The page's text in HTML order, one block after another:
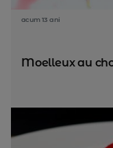
acum 13 ani
Moelleux au